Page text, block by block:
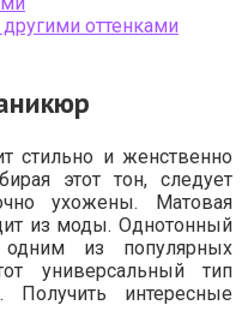
оттенками
стильно и женственно
этот тон, следует
ухожены. Матовая
из моды. Однотонный
из популярных
универсальный тип
интересные